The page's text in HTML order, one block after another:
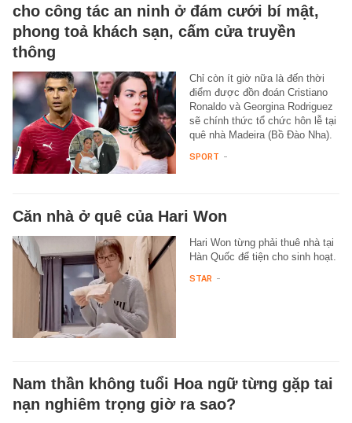
cho công tác an ninh ở đám cưới bí mật,
phong toả khách sạn, cấm cửa truyền
thông
Chỉ còn ít giờ nữa là đến thời
điểm được đồn đoán Cristiano
Ronaldo và Georgina Rodriguez
sẽ chính thức tổ chức hôn lễ tại
quê nhà Madeira (Bồ Đào Nha).
SPORT -
Căn nhà ở quê của Hari Won
Hari Won từng phải thuê nhà tại
Hàn Quốc để tiện cho sinh hoạt.
STAR -
Nam thần không tuổi Hoa ngữ từng gặp tai
nạn nghiêm trọng giờ ra sao?